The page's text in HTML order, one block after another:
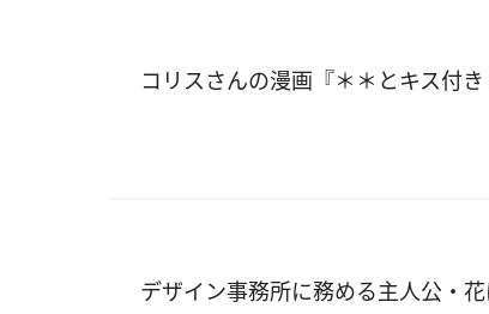
コリスさんの漫画『＊＊とキス付
デザイン事務所に務める主人公・